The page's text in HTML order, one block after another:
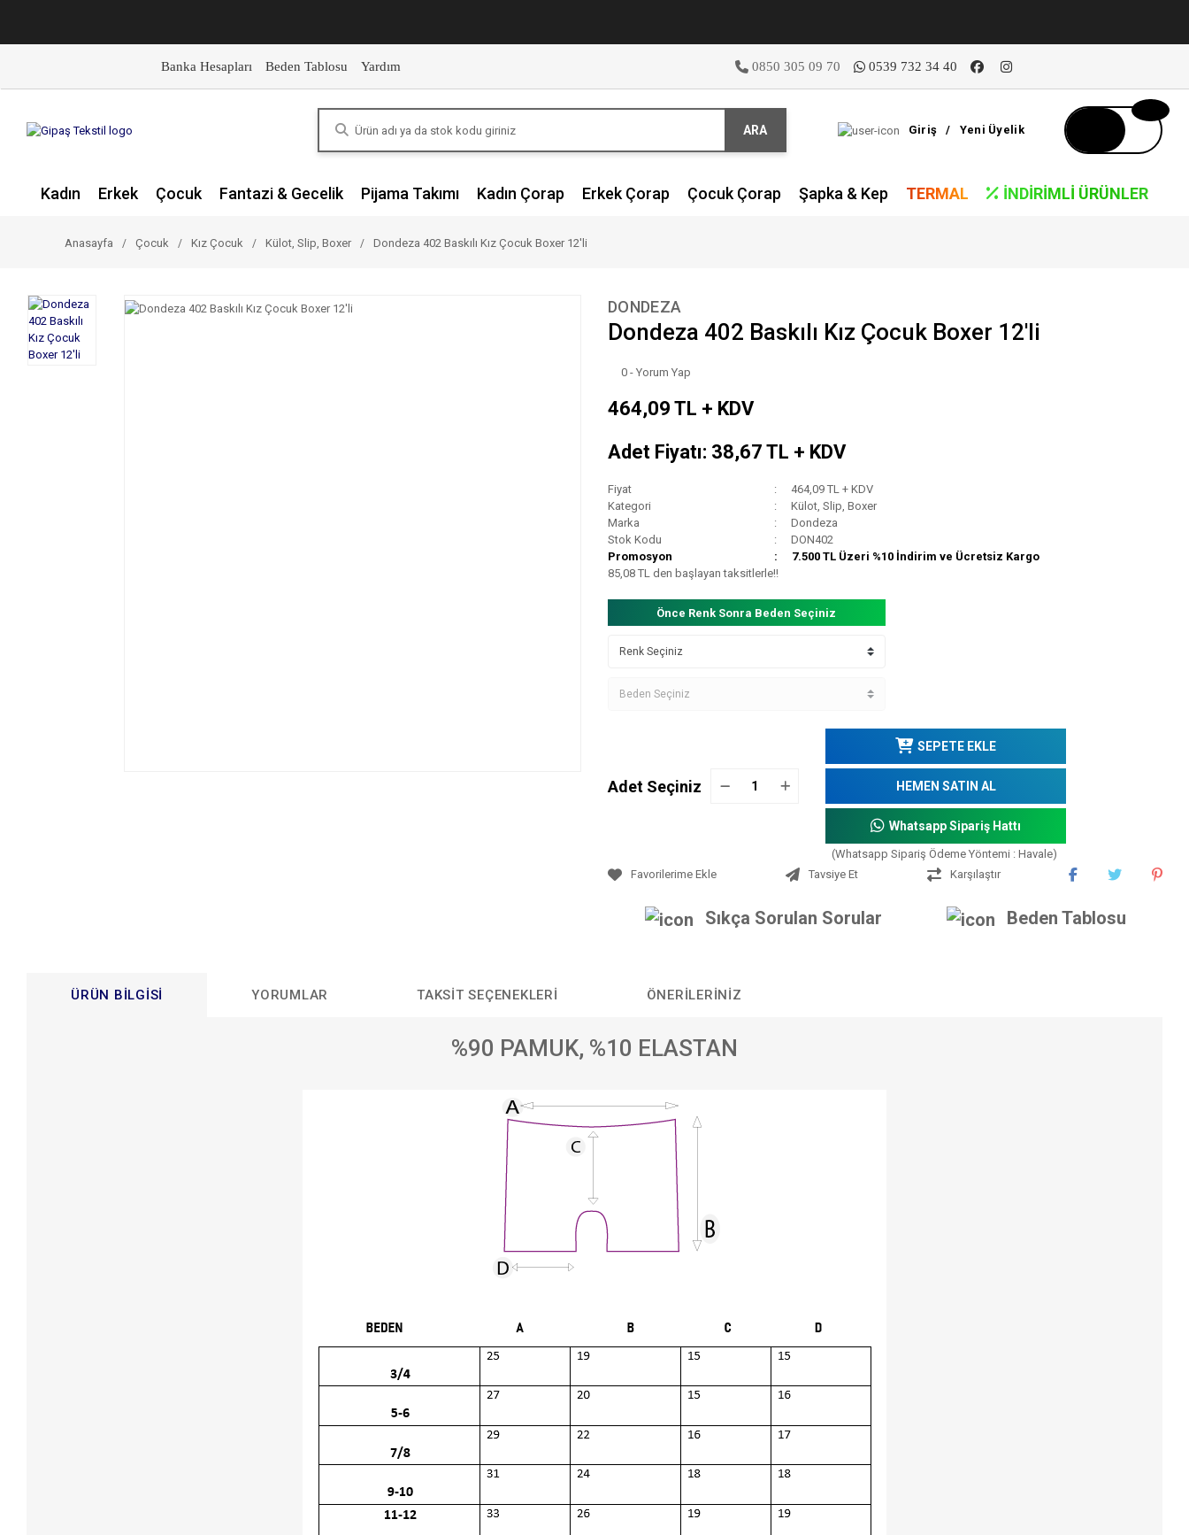
Banka Hesapları Beden Tablosu Yardım 0850 305 09 70 0539 732 34 40
ARA Giriş / Yeni Üyelik
Kadın Erkek Çocuk Fantazi & Gecelik Pijama Takımı Kadın Çorap Erkek Çorap Çocuk Çorap Şapka & Kep TERMAL İNDIRIMLI ÜRÜNLER
Anasayfa Çocuk Kız Çocuk Külot, Slip, Boxer Dondeza 402 Baskılı Kız Çocuk Boxer 12'li
DONDEZA
Dondeza 402 Baskılı Kız Çocuk Boxer 12'li
0 - Yorum Yap
464,09 TL + KDV
Adet Fiyatı: 38,67 TL + KDV
Fiyat
464,09 TL + KDV
Kategori
Külot, Slip, Boxer
Marka
Dondeza
Stok Kodu
DON402
Promosyon
7.500 TL Üzeri %10 İndirim ve Ücretsiz Kargo
85,08 TL den başlayan taksitlerle!!
Önce Renk Sonra Beden Seçiniz
Adet Seçiniz
SEPETE EKLE
HEMEN SATIN AL
Whatsapp Sipariş Hattı
(Whatsapp Sipariş Ödeme Yöntemi : Havale)
Tavsiye Et
Karşılaştır
Sıkça Sorulan Sorular Beden Tablosu
ÜRÜN BILGISI YORUMLAR TAKSIT SEÇENEKLERI ÖNERILERINIZ
%90 PAMUK, %10 ELASTAN